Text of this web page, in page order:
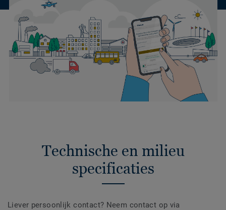
Technische en milieu
specificaties
Liever persoonlijk contact? Neem contact op via